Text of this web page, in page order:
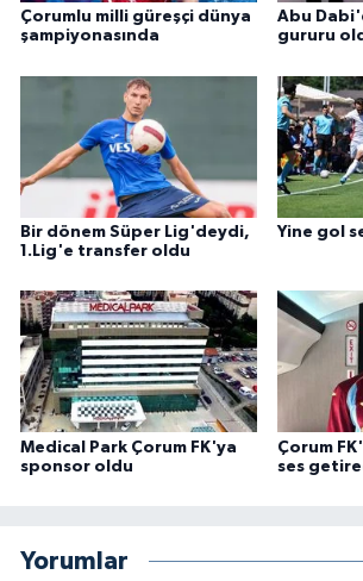
Çorumlu milli güreşçi dünya
şampiyonasında
Abu
gururu
Bir dönem Süper Lig'deydi,
1.Lig'e transfer oldu
Yine gol
Medical Park Çorum FK'ya
sponsor oldu
Çorum
ses
Yorumlar